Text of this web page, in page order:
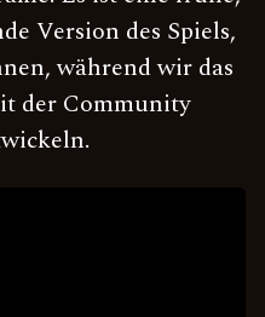
Version des Spiels,
während wir das
der Community